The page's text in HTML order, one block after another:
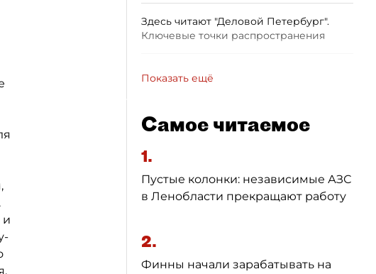
Здесь читают "Деловой Петербург".
Ключевые точки распространения
Показать ещё
Самое читаемое
1.
Пустые колонки: независимые АЗС
в Ленобласти прекращают работу
2.
Финны начали зарабатывать на